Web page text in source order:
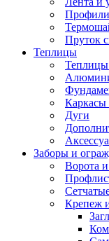
Профили
Пруток
Теплицы
Теплицы
Каркасы
Дуги
Заборы и
Ворота
Крепеж